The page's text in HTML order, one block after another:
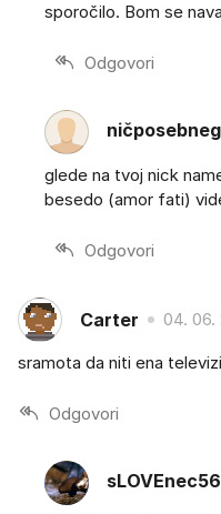
sporočilo. Bom se
Odgovori
glede na tvoj nick
besedo (amor fati)
Odgovori
Carter 04. 06.
sramota da niti ena
Odgovori
sLOVEnec56